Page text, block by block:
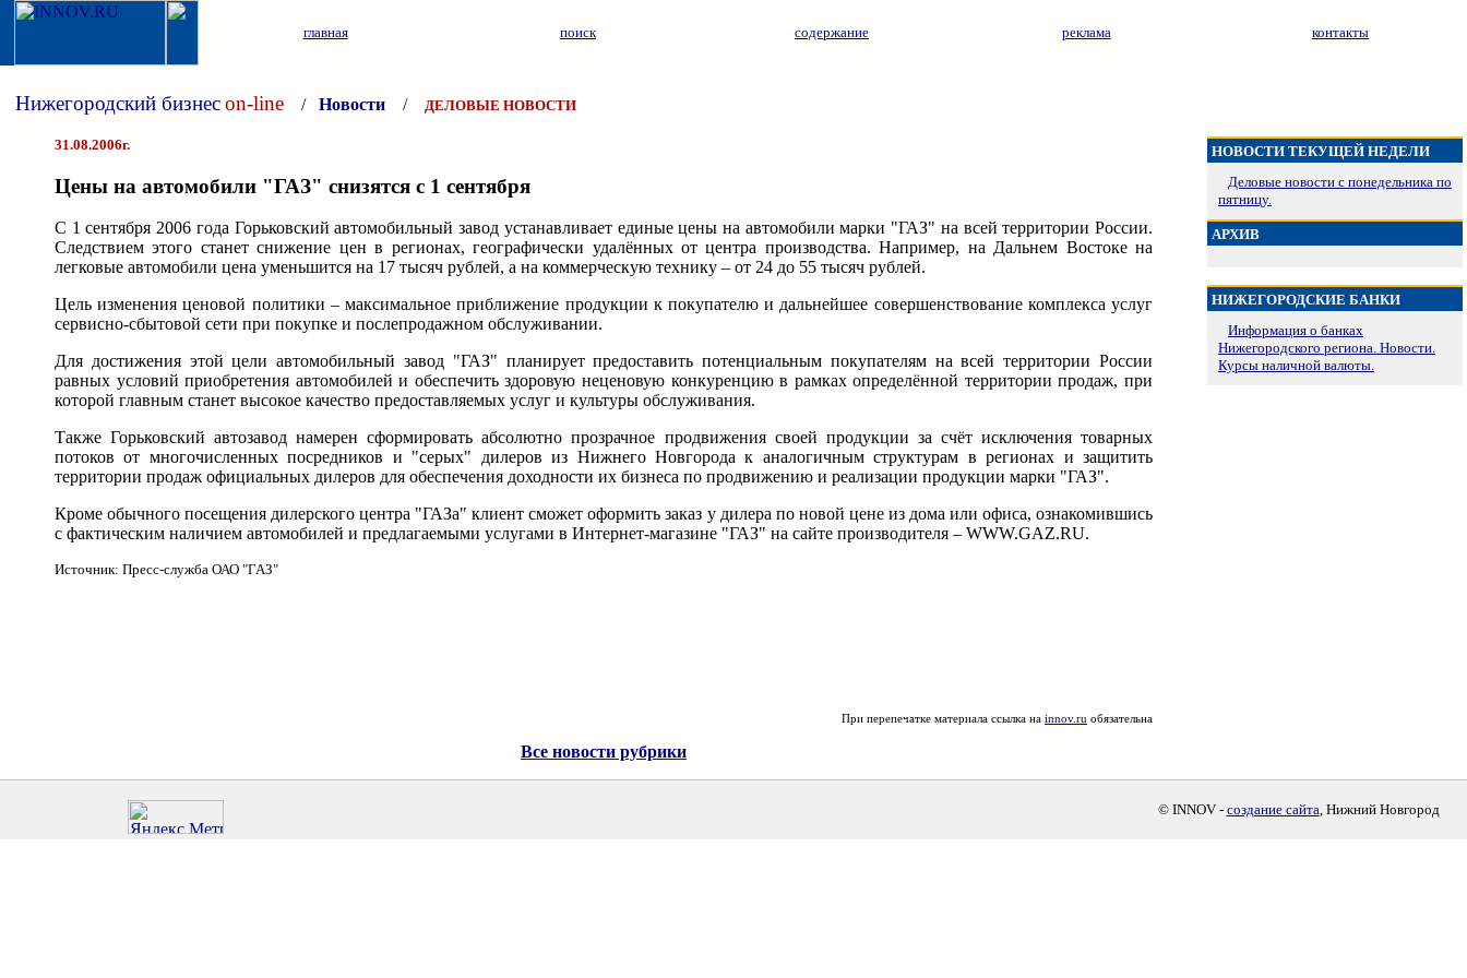
главная поиск содержание реклама контакты
Нижегородский бизнесon-line / Новости / ДЕЛОВЫЕ НОВОСТИ
31.08.2006г.
Цены на автомобили "ГАЗ" снизятся с 1 сентября
С 1 сентября 2006 года Горьковский автомобильный завод устанавливает единые цены на автомобили марки "ГАЗ" на всей территории России.
Следствием этого станет снижение цен в регионах, географически удалённых от центра производства. Например, на Дальнем Востоке на
легковые автомобили цена уменьшится на 17 тысяч рублей, а на коммерческую технику – от 24 до 55 тысяч рублей.
Цель изменения ценовой политики – максимальное приближение продукции к покупателю и дальнейшее совершенствование комплекса услуг
сервисно-сбытовой сети при покупке и послепродажном обслуживании.
Для достижения этой цели автомобильный завод "ГАЗ" планирует предоставить потенциальным покупателям на всей территории России
равных условий приобретения автомобилей и обеспечить здоровую неценовую конкуренцию в рамках определённой территории продаж, при
которой главным станет высокое качество предоставляемых услуг и культуры обслуживания.
Также Горьковский автозавод намерен сформировать абсолютно прозрачное продвижения своей продукции за счёт исключения товарных
потоков от многочисленных посредников и "серых" дилеров из Нижнего Новгорода к аналогичным структурам в регионах и защитить
территории продаж официальных дилеров для обеспечения доходности их бизнеса по продвижению и реализации продукции марки "ГАЗ".
Кроме обычного посещения дилерского центра "ГАЗа" клиент сможет оформить заказ у дилера по новой цене из дома или офиса, ознакомившись
с фактическим наличием автомобилей и предлагаемыми услугами в Интернет-магазине "ГАЗ" на сайте производителя – WWW.GAZ.RU.
Источник: Пресс-служба ОАО "ГАЗ"
При перепечатке материала ссылка на innov.ru обязательна
Все новости рубрики
НОВОСТИ ТЕКУЩЕЙ НЕДЕЛИ
Деловые новости с понедельника по
пятницу.
АРХИВ
НИЖЕГОРОДСКИЕ БАНКИ
Информация о банках
Нижегородского региона. Новости.
Курсы наличной валюты.
© INNOV - создание сайта, Нижний Новгород